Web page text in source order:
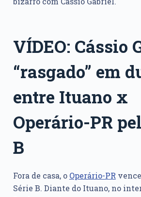
VÍDEO: Cássio
“rasgado” em
entre Ituano x
Operário-PR
B
Fora de casa, o Operário-PR
Série B. Diante do Ituano, no